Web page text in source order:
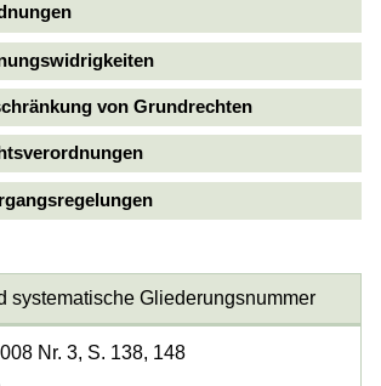
von Grundrechten
systematische Gliederungsnummer
Nr. 3, S. 138, 148